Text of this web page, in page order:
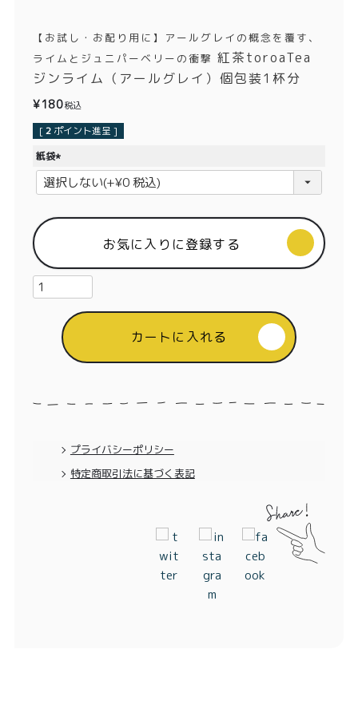
価格別
〜¥1,999
¥4,000〜¥5,999
TOP
メンバー特典
ご利用ガイド
【お試し・お配り用に】アールグレイの概念を覆す、
ライムとジュニパーベリーの衝撃 紅茶toroaTea
ジンライム（アールグレイ）個包装1杯分
¥180税込
[2 ポイント進呈 ]
紙袋
(
必
)
お気に入りに登録する
カートに入れる
プライバシーポリシー
特定商取引法に基づく表記